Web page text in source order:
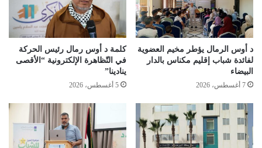
د أوس الرمال يؤطر مخيم العضوية
لفائدة شباب إقليم مكناس بالدار
البيضاء
7 أغسطس، 2026
كلمة د أوس رمال رئيس الحركة
في التّظاهرة الإلكترونية “الأقصى
ينادينا”
5 أغسطس، 2026